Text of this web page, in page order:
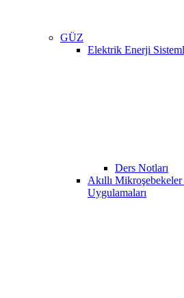
GÜZ
Elektrik Enerji
Ders Notları
Akıllı
Uygulamaları